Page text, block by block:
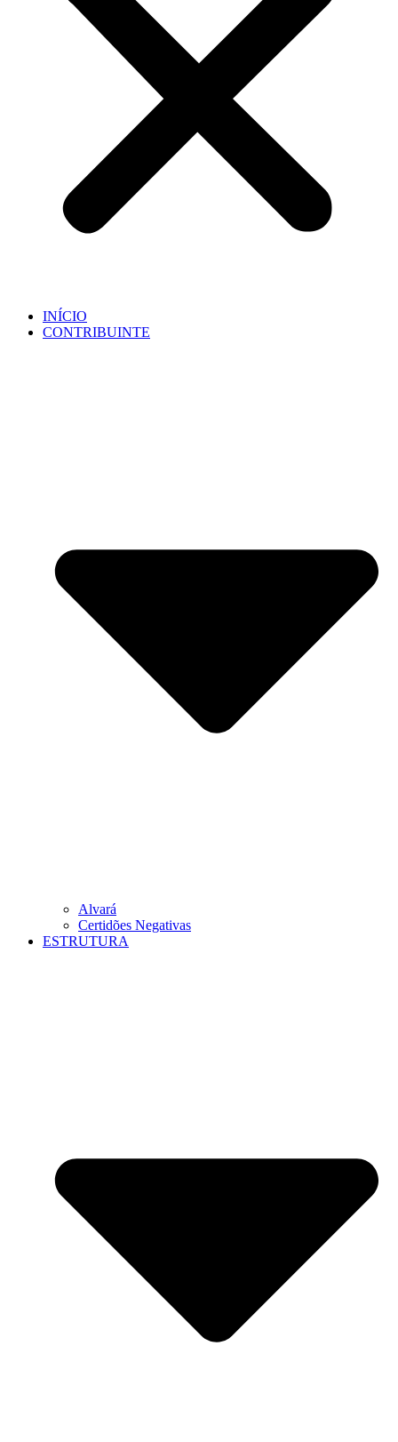
INÍCIO
CONTRIBUINTE
Alvará
Certidões Negativas
ESTRUTURA